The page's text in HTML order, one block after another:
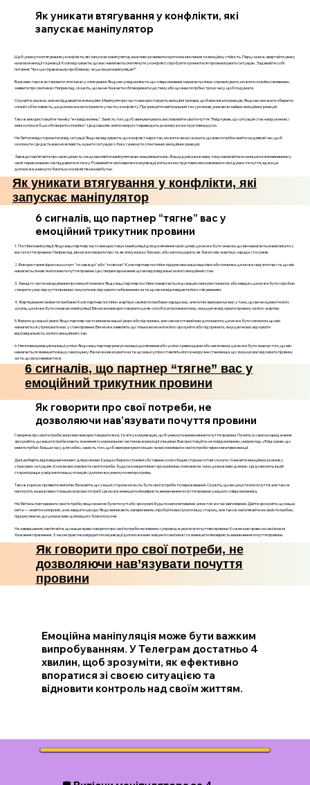
Як уникати втягування у конфлікти, які
запускає маніпулятор
Щоб уникнути втягування у конфлікти, які запускає маніпулятор, важливо розвивати критичне мислення та емоційну стійкість. Перш за все, звертайте увагу
на власні емоції та реакції. Коли відчуваєте, що вас намагаються втягнути у конфлікт, спробуйте зупинитися і проаналізувати ситуацію. Задавайте собі
питання: "Чи є це справжньою проблемою, чи це лише маніпуляція?"
Важливо також встановити чіткі межі у спілкуванні. Якщо ви усвідомлюєте, що співрозмовник намагається вас спровокувати, можете спокійно і впевнено
заявити про свої межі. Наприклад, скажіть, що ви не бажаєте обговорювати цю тему або що вам потрібно трохи часу, щоб подумати.
Слухайте уважно, але не піддавайтеся емоціям. Маніпулятори часто використовують емоційні тригери, щоб викликати реакцію. Якщо ви зможете зберегти
спокій і об’єктивність, це допоможе не потрапити у пастку конфлікту. Підтримуйте нейтральний тон у розмові, уникаючи зайвих емоційних реакцій.
Також використовуйте техніку "я-повідомлень". Замість того, щоб звинувачувати, висловлюйте свої почуття: "Я відчуваю, що ситуація стає напруженою, і
мені хотілося б це обговорити спокійно". Це дозволяє зняти напругу і переводить розмову в конструктивне русло.
Не бійтеся відсторонитися від ситуації. Якщо ви відчуваєте, що конфлікт наростає, можете чесно сказати, що вам потрібно вийти на деякий час, щоб
охолонути. Це дасть вам можливість оцінити ситуацію з боку і уникнути спонтанних емоційних реакцій.
Завжди пам’ятайте про свою цінність і не дозволяйте маніпуляторам знецінювати вас. Ваша думка важлива, тому намагайтеся залишатися впевненими у
своїх переконаннях і не піддаватися тиску. Розвивайте свої навички комунікації, вчіться конструктивно висловлювати свої думки і почуття, адже це
допоможе уникнути багатьох конфліктів на майбутнє.
Як уникати втягування у конфлікти, які
запускає маніпулятор
6 сигналів, що партнер “тягне” вас у
емоційний трикутник провини
1. Постійні маніпуляції: Якщо ваш партнер часто використовує маніпуляції для досягнення своїх цілей, це може бути знаком, що він намагається викликати у
вас почуття провини. Наприклад, він може говорити про те, як йому важко без вас, або наголошувати, як багато він жертвує заради стосунків.
2. Використання фраз на кшталт "ти завжди" або "ти ніколи": Коли партнер постійно підкреслює ваші недоліки або помилки, це може свідчити про те, що він
намагається нав'язати вам почуття провини. Це створює враження, що ви відповідальні за його емоційний стан.
3. Занадто часте нагадування про минулі помилки: Якщо ваш партнер постійно повертається до ваших минулих помилок або невдач, це може бути спробою
створити у вас відчуття провини і змусити вас відчувати себе винним за те, що ви не відповідаєте його очікуванням.
4. Жертвування своїми потребами: Коли партнер постійно жертвує своїми потребами заради вас, але потім звинувачує вас у тому, що ви не оцінюєте його
зусиль, це може бути ознакою маніпуляції. Він може використовувати це як спосіб контролювати вас, змушуючи відчувати провину за його жертви.
5. Вимоги до вашої уваги: Якщо партнер часто вимагає вашої уваги або підтримки, але сам не готовий вам допомагати, це може бути сигналом, що він
намагається утримувати вас у стані провини. Він може заявляти, що тільки ви можете його зрозуміти або підтримати, змушуючи вас відчувати
відповідальність за його емоційний стан.
6. Негативна реакція на ваші успіхи: Якщо ваш партнер реагує на ваші досягнення або успіхи з ревнощами або негативом, це може бути знаком того, що він
намагається зменшити вашу самооцінку. Він може вказувати на те, що ваші успіхи ставлять його в незручне становище, що змушує вас відчувати провину
за те, що ви розвиваєтеся.
6 сигналів, що партнер “тягне” вас у
емоційний трикутник провини
Як говорити про свої потреби, не
дозволяючи нав’язувати почуття провини
Говорячи про свої потреби, важливо використовувати ясну та чітку комунікацію, щоб уникнути виникнення почуття провини. Почніть із самозосередження:
зрозумійте, що ваші потреби мають значення і є нормальною частиною взаємодії з іншими. Використовуйте «я-повідомлення», наприклад, «Я відчуваю, що
мені потрібно більше часу для себе», замість того, щоб звинувачувати інших чи висловлювати свої потреби через негативні емоції.
Далі, виберіть відповідний момент для розмови. Краще обирати спокійні обставини, коли обидві сторони готові слухати. Уникайте емоційних розмов у
стресових ситуаціях. Коли ви висловлюєте свої потреби, будьте конкретними і зрозумілими, пояснюючи, чому це важливо для вас. Це дозволить іншій
стороні краще усвідомити вашу позицію і допоможе уникнути непорозумінь.
Також корисно проявити емпатію. Визнайте, що у іншої сторони можуть бути свої потреби та переживання. Скажіть, що ви цінуєте їхні почуття, але також
наголосіть на важливості ваших власних потреб. Це може зменшити ймовірність виникнення почуття провини у вашого співрозмовника.
Не бійтесь повторювати свої потреби, якщо вони не були почуті або зрозумілі. Будьте наполегливими, але в той же час ввічливими. Дайте зрозуміти, що ваша
мета — знайти компроміс, а не завдати шкоди. Якщо виникають заперечення, спробуйте вислухати іншу сторону, але також наполягайте на своїх потребах,
підкреслюючи, що це важливо для вашого благополуччя.
На завершення, пам’ятайте, що ваше право говорити про свої потреби не повинно супроводжуватися почуттям провини. Кожен має право на свої власні
бажання і прагнення. З часом практика відкритої комунікації допоможе вам зміцнити свої межі та зменшити ймовірність виникнення почуття провини.
Як говорити про свої потреби, не
дозволяючи нав’язувати почуття
провини
Емоційна маніпуляція може бути важким
випробуванням. У Телеграм достатньо 4
хвилин, щоб зрозуміти, як ефективно
впоратися зі своєю ситуацією та
відновити контроль над своїм життям.